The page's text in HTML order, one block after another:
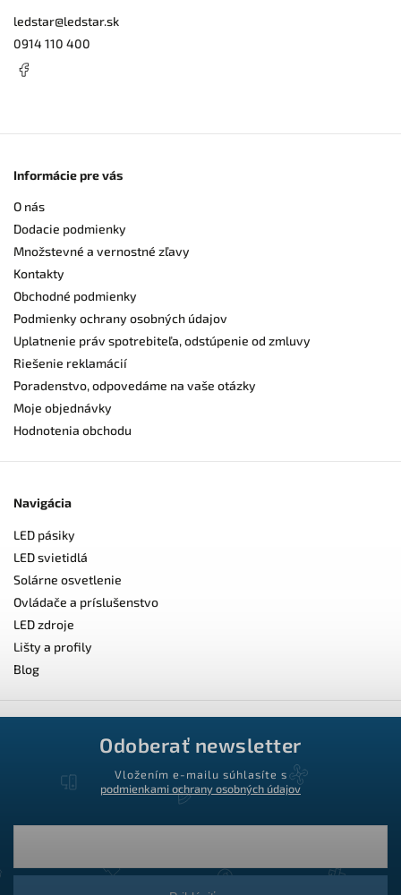
ledstar@ledstar.sk
0914 110 400
Informácie pre vás
O nás
Dodacie podmienky
Množstevné a vernostné zľavy
Kontakty
Obchodné podmienky
Podmienky ochrany osobných údajov
Uplatnenie práv spotrebiteľa, odstúpenie od zmluvy
Riešenie reklamácií
Poradenstvo, odpovedáme na vaše otázky
Moje objednávky
Hodnotenia obchodu
Navigácia
LED pásiky
LED svietidlá
Solárne osvetlenie
Ovládače a príslušenstvo
LED zdroje
Lišty a profily
Blog
Odoberať newsletter
Vložením e-mailu súhlasíte s
podmienkami ochrany osobných údajov